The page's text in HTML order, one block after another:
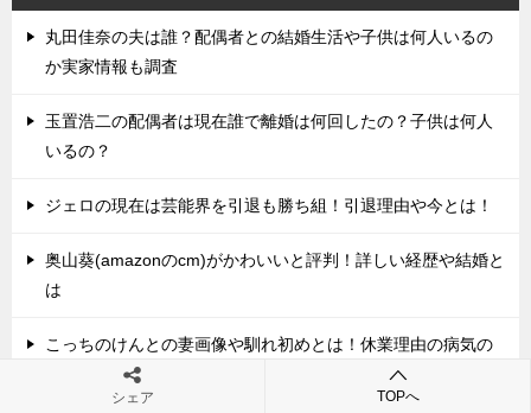
丸田佳奈の夫は誰？配偶者との結婚生活や子供は何人いるの
か実家情報も調査
玉置浩二の配偶者は現在誰で離婚は何回したの？子供は何人
いるの？
ジェロの現在は芸能界を引退も勝ち組！引退理由や今とは！
奥山葵(amazonのcm)がかわいいと評判！詳しい経歴や結婚と
は
こっちのけんとの妻画像や馴れ初めとは！休業理由の病気の
シェア TOPへ